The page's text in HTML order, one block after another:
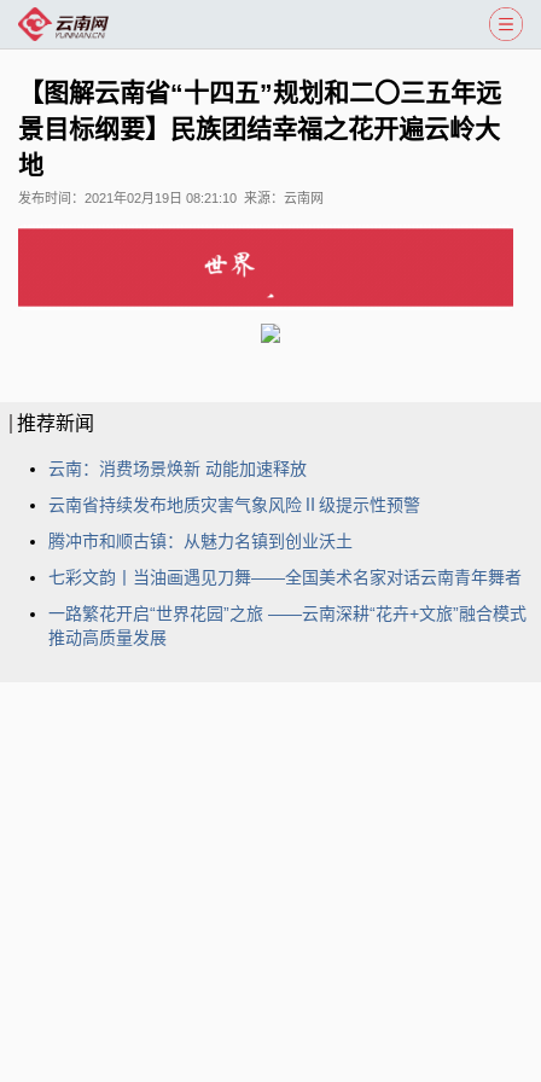
【图解云南省“十四五”规划和二〇三五年远
景目标纲要】民族团结幸福之花开遍云岭大
地
发布时间： 2021年02月19日 08:21:10 来源： 云南网
推荐新闻
云南：消费场景焕新 动能加速释放
云南省持续发布地质灾害气象风险Ⅱ级提示性预警
腾冲市和顺古镇：从魅力名镇到创业沃土
七彩文韵丨当油画遇见刀舞——全国美术名家对话云南青年舞者
一路繁花开启“世界花园”之旅 ——云南深耕“花卉+文旅”融合模式
推动高质量发展